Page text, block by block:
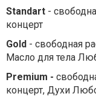
Standart -
концерт
Gold - свободная
Масло для тела
Premium -
концерт, Духи